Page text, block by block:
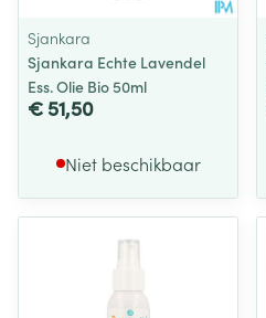
Sjankara
Sjankara Echte Lavendel
Ess. Olie Bio 50ml
€ 51,50
Niet beschikbaar